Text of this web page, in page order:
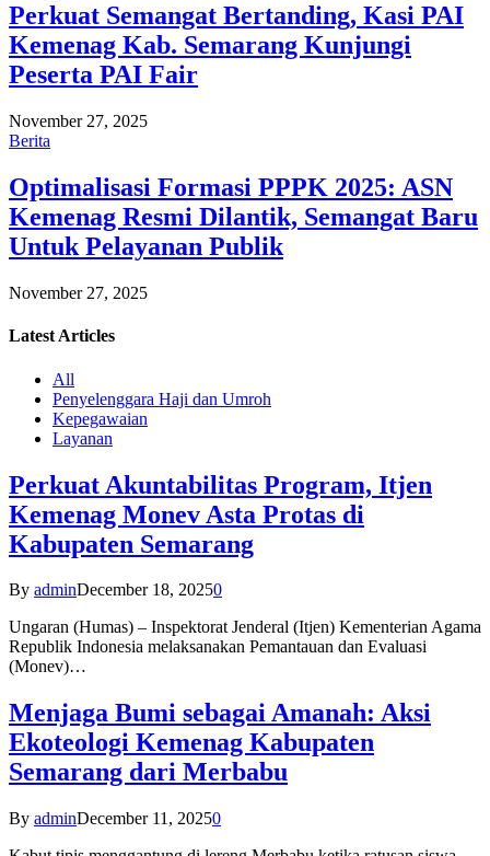
Perkuat Semangat Bertanding, Kasi PAI
Kemenag Kab. Semarang Kunjungi
Peserta PAI Fair
November 27, 2025
Berita
Optimalisasi Formasi PPPK 2025: ASN
Kemenag Resmi Dilantik, Semangat Baru
Untuk Pelayanan Publik
November 27, 2025
Latest Articles
All
Penyelenggara Haji dan Umroh
Kepegawaian
Layanan
Perkuat Akuntabilitas Program, Itjen
Kemenag Monev Asta Protas di
Kabupaten Semarang
By adminDecember 18, 20250
Ungaran (Humas) – Inspektorat Jenderal (Itjen) Kementerian Agama
Republik Indonesia melaksanakan Pemantauan dan Evaluasi
(Monev)…
Menjaga Bumi sebagai Amanah: Aksi
Ekoteologi Kemenag Kabupaten
Semarang dari Merbabu
By adminDecember 11, 20250